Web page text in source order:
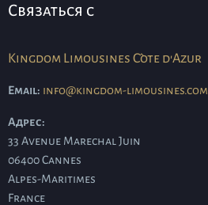
Связаться с
Kingdom Limousines Côte d'Azur
Email: info@kingdom-limousines.com
Адрес:
33 Avenue Marechal Juin
06400Cannes
Alpes-Maritimes
France